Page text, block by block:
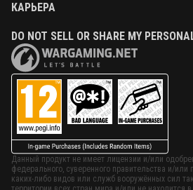
КАРЬЕРА
DO NOT SELL OR SHARE MY
Данный продукт не имеет лицензии и/или
федерального, суверенного правительства и/или
каких-либо видов или служб вооружённых сил